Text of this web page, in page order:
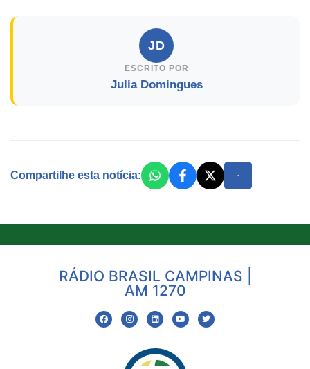
JD
ESCRITO POR
Julia Domingues
Compartilhe esta notícia:
RÁDIO BRASIL CAMPINAS |
AM 1270